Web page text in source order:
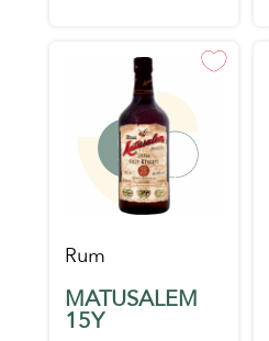
Rum
MATUSALEM
15Y